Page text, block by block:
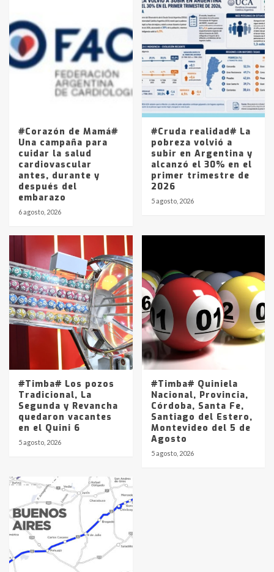
4
Accidente en Ruta 5: falleció un
joven de Trenque Lauquen
Los precios de los combustibles en
La Pampa, desde YPF hasta Axion
entre 857 a 1338 pesos
#Corazón de Mamá#
Una campaña para
cuidar la salud
cardiovascular
antes, durante y
después del
embarazo
6 agosto, 2026
#Cruda realidad# La
pobreza volvió a
subir en Argentina y
alcanzó el 30% en el
primer trimestre de
2026
5 agosto, 2026
#Timba# Los pozos
Tradicional, La
Segunda y Revancha
quedaron vacantes
en el Quini 6
5 agosto, 2026
#Timba# Quiniela
Nacional, Provincia,
Córdoba, Santa Fe,
Santiago del Estero,
Montevideo del 5 de
Agosto
5 agosto, 2026